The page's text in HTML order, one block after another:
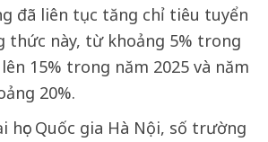
đã liên tục tăng chỉ tiêu tuyển
thức này, từ khoảng 5% trong
15% trong năm 2025 và năm
20%.
Quốc gia Hà Nội, số trường